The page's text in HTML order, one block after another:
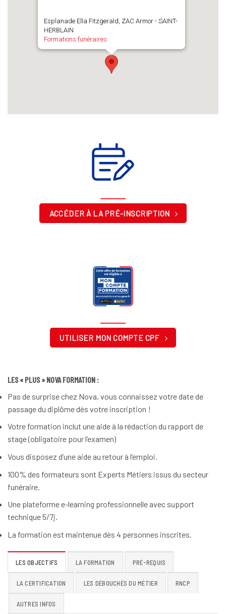
Esplanade Ella Fitzgerald, ZAC Armor - SAINT-
HERBLAIN
Formations funéraires
ACCÉDER À LA PRÉ-INSCRIPTION
UTILISER MON COMPTE CPF
LES « PLUS » NOVA FORMATION :
Pas de surprise chez Nova, vous connaissez votre date de
passage du diplôme dès votre inscription !
Votre formation inclut une aide à la rédaction du rapport de
stage (obligatoire pour l’examen)
Vous disposez d’une aide au retour à l’emploi.
100% des formateurs sont Experts Métiers issus du secteur
funéraire.
Une plateforme e-learning professionnelle avec support
technique 5/7j.
La formation est maintenue dès 4 personnes inscrites.
LES OBJECTIFS LA FORMATION PRÉ-REQUIS
LA CERTIFICATION LES DÉBOUCHÉS DU MÉTIER RNCP
AUTRES INFOS